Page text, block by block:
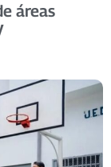
áreas